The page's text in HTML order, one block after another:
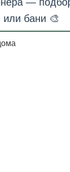
или бани 🎨